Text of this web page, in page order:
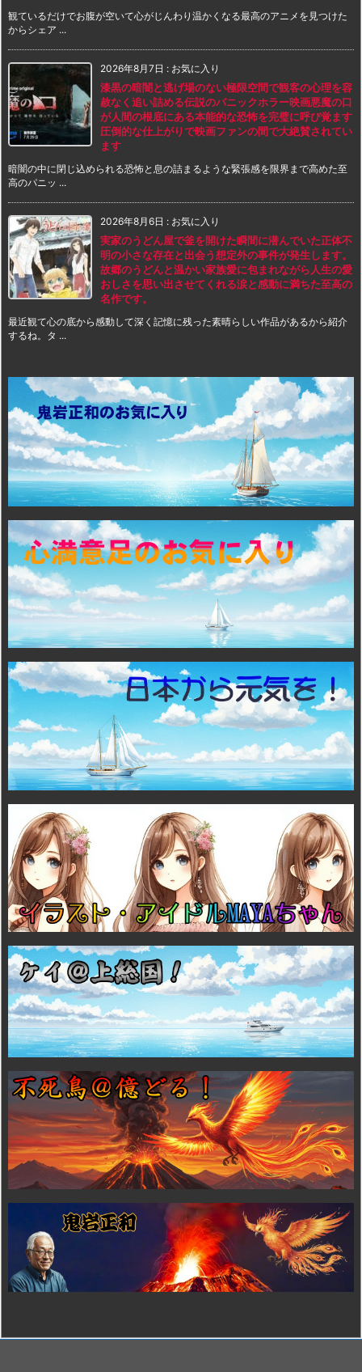
観ているだけでお腹が空いて心がじんわり温かくなる最高のアニメを見つけた
からシェア ...
2026年8月7日 : お気に入り
漆黒の暗闇と逃げ場のない極限空間で観客の心理を容
赦なく追い詰める伝説のパニックホラー映画悪魔の口
が人間の根底にある本能的な恐怖を完璧に呼び覚ます
圧倒的な仕上がりで映画ファンの間で大絶賛されてい
ます
暗闇の中に閉じ込められる恐怖と息の詰まるような緊張感を限界まで高めた至
高のパニッ ...
2026年8月6日 : お気に入り
実家のうどん屋で釜を開けた瞬間に潜んでいた正体不
明の小さな存在と出会う想定外の事件が発生します。
故郷のうどんと温かい家族愛に包まれながら人生の愛
おしさを思い出させてくれる涙と感動に満ちた至高の
名作です。
最近観て心の底から感動して深く記憶に残った素晴らしい作品があるから紹介
するね。タ ...